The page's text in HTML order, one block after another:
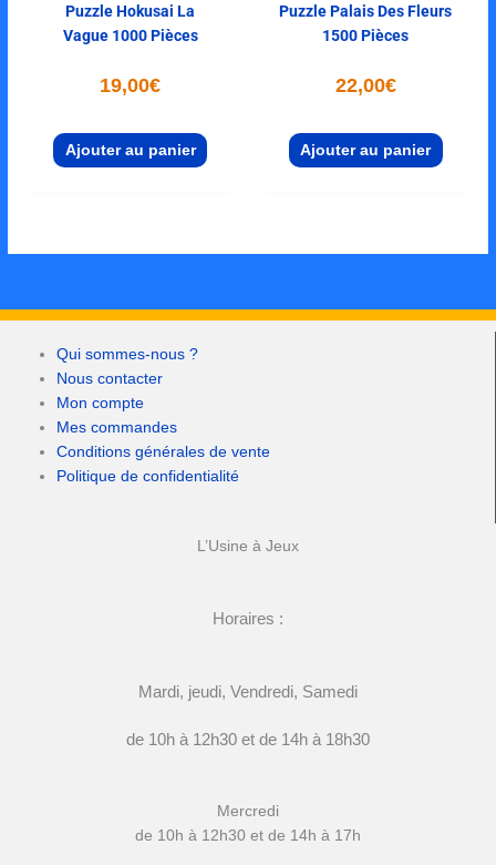
Puzzle Hokusai La
Vague 1000 Pièces
19,00€
Ajouter au panier
Puzzle Palais Des Fleurs
1500 Pièces
22,00€
Ajouter au panier
Qui sommes-nous ?
Nous contacter
Mon compte
Mes commandes
Conditions générales de vente
Politique de confidentialité
L’Usine à Jeux
Horaires :
Mardi, jeudi, Vendredi, Samedi
de 10h à 12h30 et de 14h à 18h30
Mercredi
de 10h à 12h30 et de 14h à 17h